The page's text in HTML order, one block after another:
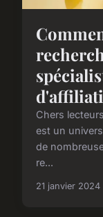
Chers
est un
de
re...
21 janvier 2024